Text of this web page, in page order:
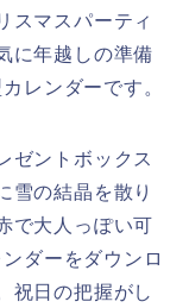
スマスパーティ
に年越しの準備
レンダーです。
ゼントボックス
雪の結晶を散り
で大人っぽい可
ダーをダウンロ
祝日の把握がし